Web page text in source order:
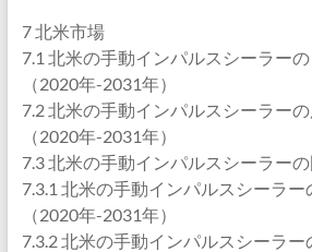
7 北米市場
7.1 北米の手動インパルスシーラー
（2020年-2031年）
7.2 北米の手動インパルスシーラー
（2020年-2031年）
7.3 北米の手動インパルスシーラー
7.3.1 北米の手動インパルスシーラ
（2020年-2031年）
7.3.2 北米の手動インパルスシーラ